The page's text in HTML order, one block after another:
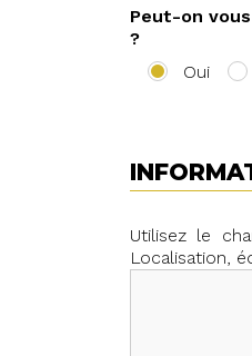
Peut-on
?
Oui
Utilisez le
Localisation,